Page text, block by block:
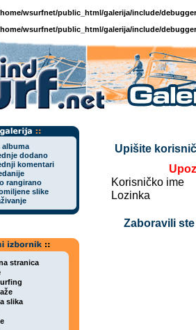
wsurfnet/public_html/galerija/include/
wsurfnet/public_html/galerija/include/
albuma
dodano
komentari
rangirano
slike
stranica
slika
Upišite
Korisničko ime
Lozinka
Zaboravili